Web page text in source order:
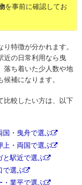
を事前に確認してお
特徴が分かれます。
近の日常利用なら曳
落ち着いた少人数や地
補になります。
比較したい方は、以下
国・曳舟で選ぶ
上・両国で選ぶ
と駅近で選ぶ
で選ぶ
・業平で選ぶ